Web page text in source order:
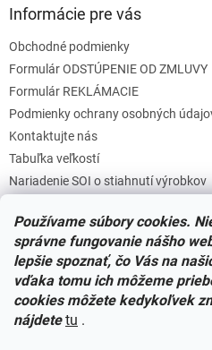
Používame súbory cookies.
správne fungovanie nášho
lepšie spoznať, čo Vás na
vďaka tomu ich môžeme
cookies môžete kedykoľvek
nájdete tu .
Informácie pre vás
Obchodné podmienky
Formulár ODSTÚPENIE OD ZMLUVY
Formulár REKLÁMACIE
Podmienky ochrany osobných
Kontaktujte nás
Tabuľka veľkostí
Nariadenie SOI o stiahnutí výrobkov
Zásady súborov COOKIES
Facebook